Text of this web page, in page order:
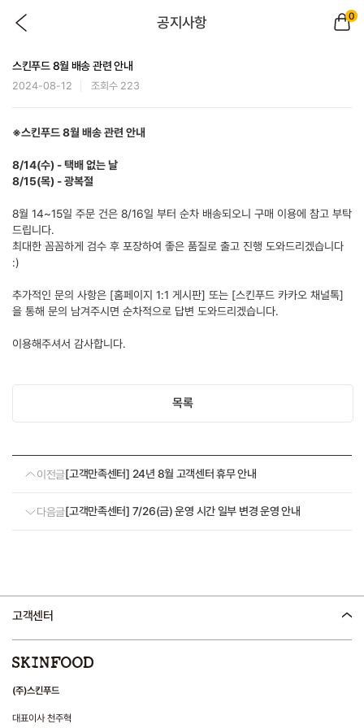
공지사항 0
스킨푸드 8월 배송 관련 안내
2024-08-12 조회수 223
※스킨푸드 8월 배송 관련 안내
8/14(수) - 택배 없는 날
8/15(목) - 광복절
​8월 14~15일 주문 건은 8/16일 부터 순차 배송되오니 구매 이용에 참고 부탁
드립니다.
최대한 꼼꼼하게 검수 후 포장하여 좋은 품질로 출고 진행 도와드리겠습니다
:)
추가적인 문의 사항은 [홈페이지 1:1 게시판] 또는 [스킨푸드 카카오 채널톡]
을 통해 문의 남겨주시면 순차적으로 답변 도와드리겠습니다.
이용해주셔서 감사합니다.
목록
이전글[고객만족센터] 24년 8월 고객센터 휴무 안내
다음글[고객만족센터] 7/26(금) 운영 시간 일부 변경 운영 안내
고객센터
(주)스킨푸드
대표이사 천주혁